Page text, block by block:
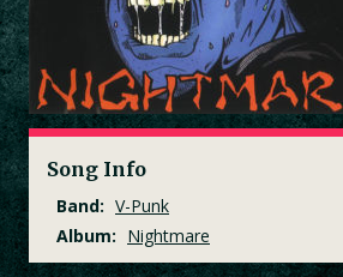
Song Info
Band: V-Punk
Album: Nightmare